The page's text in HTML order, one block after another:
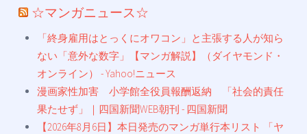
☆マンガニュース☆
「終身雇用はとっくにオワコン」と主張する人が知ら
ない「意外な数字」【マンガ解説】（ダイヤモンド・
オンライン） - Yahoo!ニュース
漫画家性加害 小学館全役員報酬返納 「社会的責任
果たせず」｜四国新聞WEB朝刊 - 四国新聞
【2026年8月6日】本日発売のマンガ単行本リスト 「ヤ